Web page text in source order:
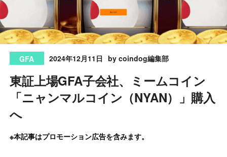
GFA 2024年12月11日 by coindog編集部
東証上場GFA子会社、ミームコイン
「ニャンマルコイン（NYAN）」購入
へ
※本記事はプロモーション広告を含みます。